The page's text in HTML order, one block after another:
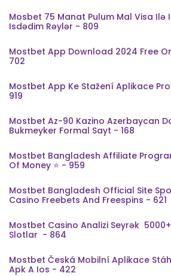
Mosbet 75 Manat Pulum Mal Visa Ilə
Isdədim Rəylər - 809
Mostbet App Download 2024 Free
702
Mostbet App Ke Stažení Aplikace
919
Mostbet Az-90 Kazino Azerbaycan
Bukmeyker Formal Sayt - 168
Mostbet Bangladesh Affiliate
Of Money ⭐️ - 959
Mostbet Bangladesh Official Site
Casino Freebets And Freespins - 621
Mostbet Casino Analizi Seyrək
Slotlar ️ - 864
Mostbet Česká Mobilní Aplikace
Apk A Ios - 422